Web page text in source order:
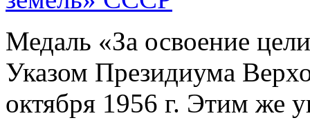
Медаль «За освоение
Указом Президиума
октября 1956 г. Этим же